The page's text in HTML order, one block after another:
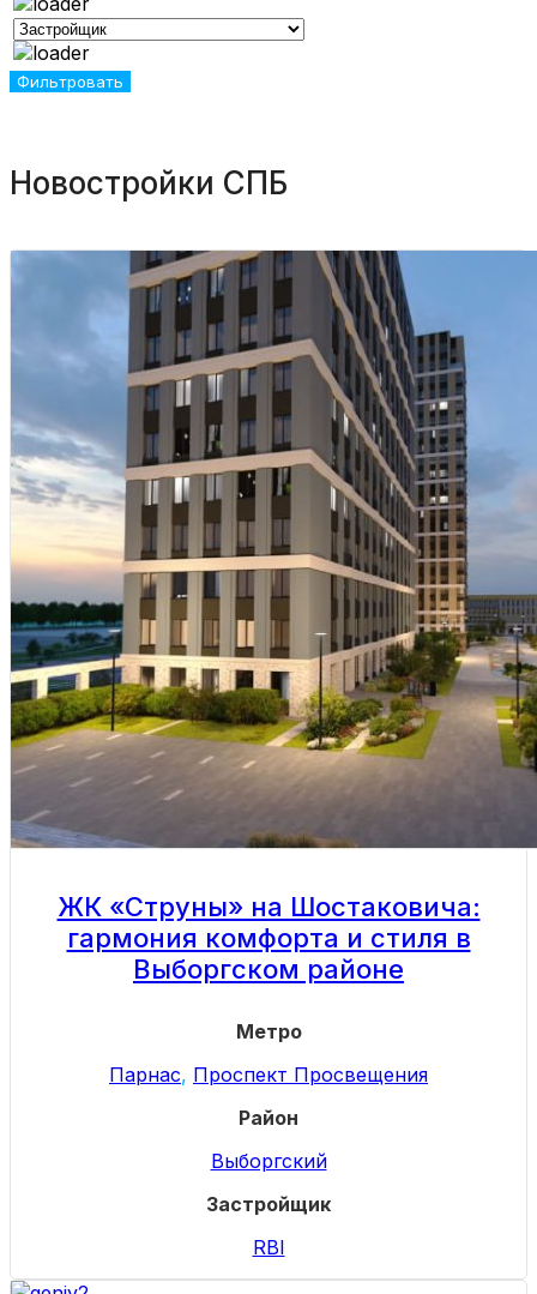
Новостройки СПБ
ЖК «Струны» на Шостаковича:
гармония комфорта и стиля в
Выборгском районе
Метро
Парнас, Проспект Просвещения
Район
Выборгский
Застройщик
RBI